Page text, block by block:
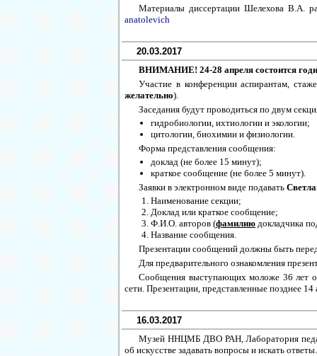
Материалы диссертации Шелехова В.А.
anatolevich
20.03.2017
ВНИМАНИЕ! 24-28 апреля состоится
Участие в конференции аспирантам,
желательно).
Заседания будут проводиться по двум
гидробиологии, ихтиологии и экологии;
цитологии, биохимии и физиологии.
Форма представления сообщения:
доклад (не более 15 минут);
краткое сообщение (не более 5 минут).
Заявки в электронном виде подавать
Наименование секции;
Доклад или краткое сообщение;
Ф.И.О. авторов (фамилию докладчика
Название сообщения.
Презентации сообщений должны быть
Для предварительного ознакомления
Сообщения выступающих моложе 36 лет
сети. Презентации, представленные позднее 14
16.03.2017
Музей ННЦМБ ДВО РАН, Лаборатория
об искусстве задавать вопросы и искать